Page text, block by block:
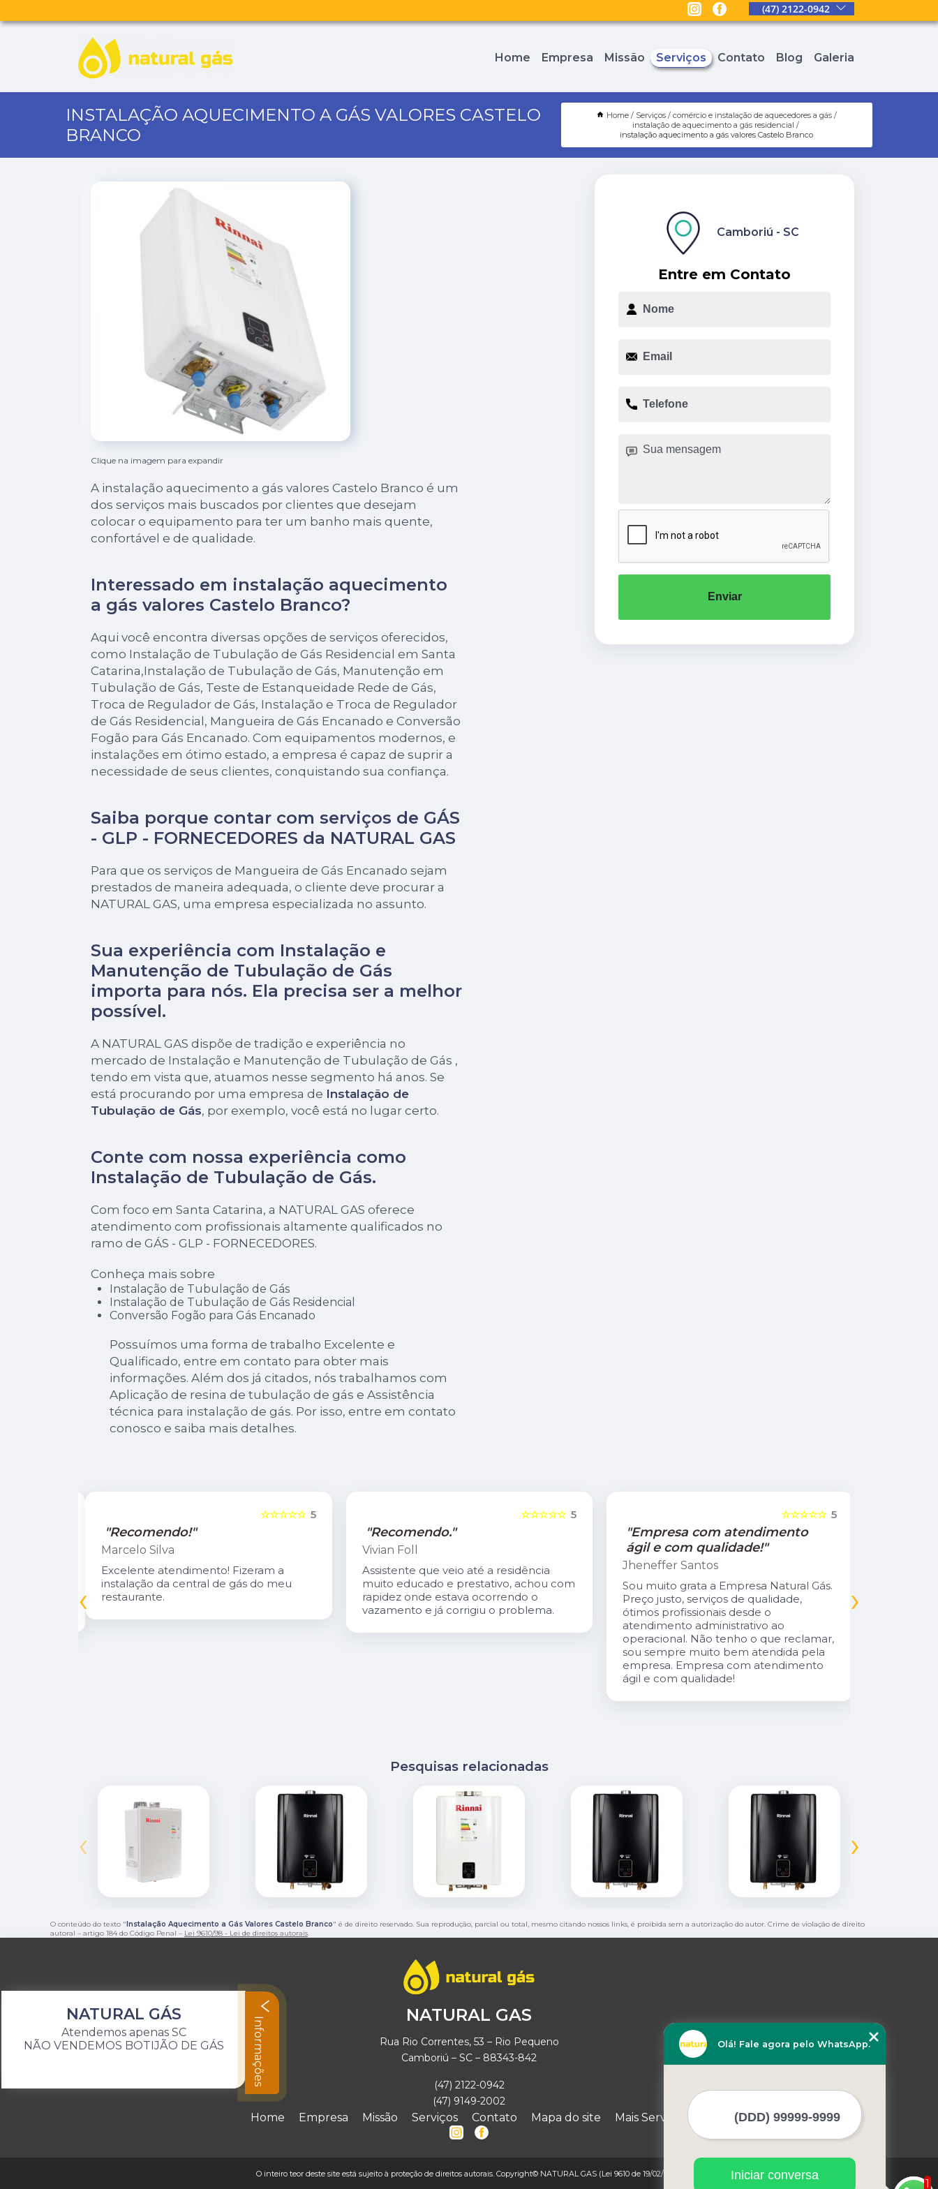
(47) 2122-0942
Home Empresa Missão Serviços Contato Blog Galeria
INSTALAÇÃO AQUECIMENTO A GÁS VALORES CASTELO
BRANCO
Home Serviços
comércio e instalação de aquecedores a gás
instalação de aquecimento a gás residencial
instalação aquecimento a gás valores Castelo Branco
Clique na imagem para expandir
A instalação aquecimento a gás valores Castelo Branco é um
dos serviços mais buscados por clientes que desejam
colocar o equipamento para ter um banho mais quente,
confortável e de qualidade.
Interessado em instalação aquecimento
a gás valores Castelo Branco?
Aqui você encontra diversas opções de serviços oferecidos,
como Instalação de Tubulação de Gás Residencial em Santa
Catarina,Instalação de Tubulação de Gás, Manutenção em
Tubulação de Gás, Teste de Estanqueidade Rede de Gás,
Troca de Regulador de Gás, Instalação e Troca de Regulador
de Gás Residencial, Mangueira de Gás Encanado e Conversão
Fogão para Gás Encanado. Com equipamentos modernos, e
instalações em ótimo estado, a empresa é capaz de suprir a
necessidade de seus clientes, conquistando sua confiança.
Saiba porque contar com serviços de GÁS
- GLP - FORNECEDORES da NATURAL GAS
Para que os serviços de Mangueira de Gás Encanado sejam
prestados de maneira adequada, o cliente deve procurar a
NATURAL GAS, uma empresa especializada no assunto.
Sua experiência com Instalação e
Manutenção de Tubulação de Gás
importa para nós. Ela precisa ser a melhor
possível.
A NATURAL GAS dispõe de tradição e experiência no
mercado de Instalação e Manutenção de Tubulação de Gás ,
tendo em vista que, atuamos nesse segmento há anos. Se
está procurando por uma empresa de Instalação de
Tubulação de Gás, por exemplo, você está no lugar certo.
Conte com nossa experiência como
Instalação de Tubulação de Gás.
Com foco em Santa Catarina, a NATURAL GAS oferece
atendimento com profissionais altamente qualificados no
ramo de GÁS - GLP - FORNECEDORES.
Conheça mais sobre
Instalação de Tubulação de Gás
Instalação de Tubulação de Gás Residencial
Conversão Fogão para Gás Encanado
Possuímos uma forma de trabalho Excelente e
Qualificado, entre em contato para obter mais
informações. Além dos já citados, nós trabalhamos com
Aplicação de resina de tubulação de gás e Assistência
técnica para instalação de gás. Por isso, entre em contato
conosco e saiba mais detalhes.
Entre em Contato
Camboriú - SC
Enviar
5
☆☆☆☆☆
"Recomendo!"
Marcelo Silva
Excelente atendimento! Fizeram a
instalação da central de gás do meu
restaurante.
5
☆☆☆☆☆
"Recomendo."
Vivian Foll
Assistente que veio até a residência
muito educado e prestativo, achou com
rapidez onde estava ocorrendo o
vazamento e já corrigiu o problema.
5
☆☆☆☆☆
"Empresa com atendimento
ágil e com qualidade!"
Jheneffer Santos
Sou muito grata a Empresa Natural Gás.
Preço justo, serviços de qualidade,
ótimos profissionais desde o
atendimento administrativo ao
operacional. Não tenho o que reclamar,
sou sempre muito bem atendida pela
empresa. Empresa com atendimento
ágil e com qualidade!
‹ ›
Pesquisas relacionadas
‹ ›
O conteúdo do texto " Instalação Aquecimento a Gás Valores Castelo Branco" é de direito reservado. Sua reprodução, parcial ou total, mesmo citando nossos links, é proibida sem a autorização do autor. Crime de violação de direito
autoral – artigo 184 do Código Penal – Lei 9610/98 - Lei de direitos autorais.
NATURAL GAS
Rua Rio Correntes, 53 – Rio Pequeno
Camboriú – SC – 88343-842
(47) 2122-0942
(47) 9149-2002
Home Empresa Missão Serviços Contato Mapa do site Mais Serviços
O inteiro teor deste site está sujeito à proteção de direitos autorais. Copyright© NATURAL GAS (Lei 9610 de 19/02/1998)
1
Olá! Fale agora pelo WhatsApp.
Iniciar conversa
NATURAL GÁS
Atendemos apenas SC
NÃO VENDEMOS BOTIJÃO DE GÁS
Informações